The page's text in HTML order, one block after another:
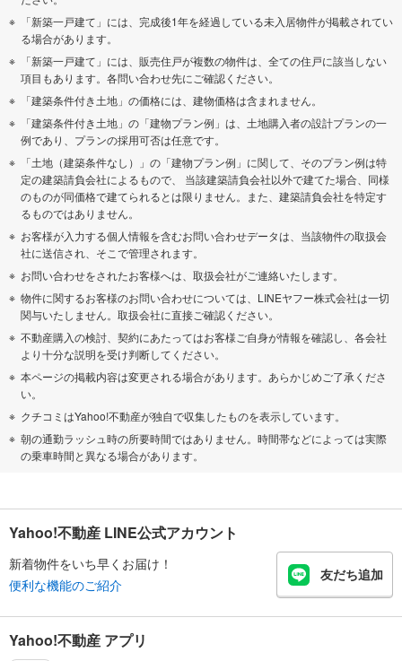
「新築一戸建て」には、完成後1年を経過している未入居物件が掲載されてい
る場合があります。
「新築一戸建て」には、販売住戸が複数の物件は、全ての住戸に該当しない
項目もあります。各問い合わせ先にご確認ください。
「建築条件付き土地」の価格には、建物価格は含まれません。
「建築条件付き土地」の「建物プラン例」は、土地購入者の設計プランの一
例であり、プランの採用可否は任意です。
「土地（建築条件なし）」の「建物プラン例」に関して、そのプラン例は特
定の建築請負会社によるもので、 当該建築請負会社以外で建てた場合、同様
のものが同価格で建てられるとは限りません。また、建築請負会社を特定す
るものではありません。
お客様が入力する個人情報を含むお問い合わせデータは、当該物件の取扱会
社に送信され、そこで管理されます。
お問い合わせをされたお客様へは、取扱会社がご連絡いたします。
物件に関するお客様のお問い合わせについては、LINEヤフー株式会社は一切
関与いたしません。取扱会社に直接ご確認ください。
不動産購入の検討、契約にあたってはお客様ご自身が情報を確認し、各会社
より十分な説明を受け判断してください。
本ページの掲載内容は変更される場合があります。あらかじめご了承くださ
い。
クチコミはYahoo!不動産が独自で収集したものを表示しています。
朝の通勤ラッシュ時の所要時間ではありません。時間帯などによっては実際
の乗車時間と異なる場合があります。
Yahoo!不動産 LINE公式アカウント
新着物件をいち早くお届け！
便利な機能のご紹介
友だち追加
Yahoo!不動産 アプリ